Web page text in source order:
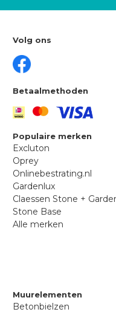
Volg ons
Betaalmethoden
Populaire merken
Excluton
Oprey
Onlinebestrating.nl
Gardenlux
Claessen Stone +
Stone Base
Alle merken
Muurelementen
Betonbielzen